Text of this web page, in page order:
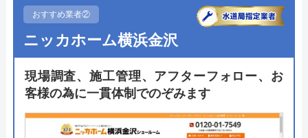
ている信頼できる業者です。
10年の施工保証と、メーカー保証に追加で延長保証
を用意しており、施工後も安心。支払い方法も豊富
で現金やクレジットカードのほか、銀行振込、コン
中無休で24時間対応可能なので、ご自身の好きなタ
おすすめ業者②
ニッカホーム横浜金沢
現場調査、施工管理、アフターフォロー、お
客様の為に一貫体制でのぞみます